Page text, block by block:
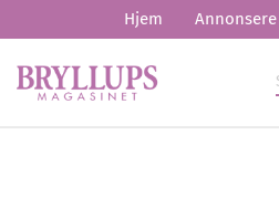
Hjem Annonsere